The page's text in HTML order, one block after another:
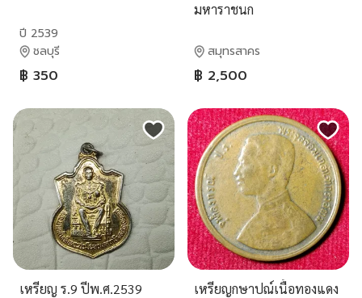
ปี 2539
ชลบุรี
฿ 350
มหาราชนก
สมุทรสาคร
฿ 2,500
เหรียญ ร.9 ปีพ.ศ.2539
เหรียญกษาปณ์เนื้อทองแดง